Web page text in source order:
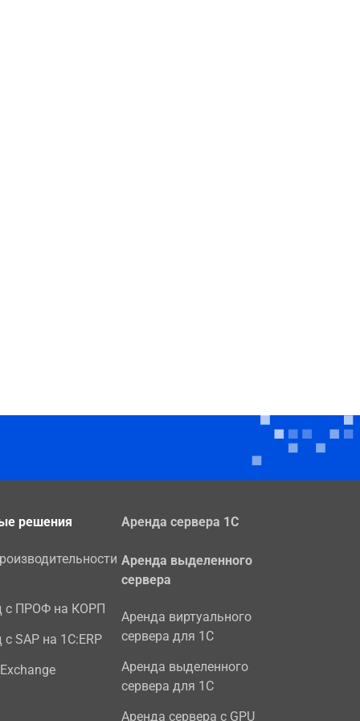
решения
с ПРОФ на КОРП
с SAP на 1С:ERP
Аренда сервера 1С
Аренда выделенного
сервера
Аренда виртуального
сервера для 1С
Аренда выделенного
сервера для 1С
Аренда сервера с GPU